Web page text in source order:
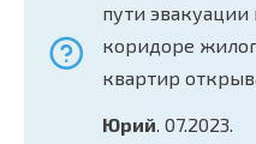
пути
коридоре
квартир
Юрий. 07.2023.